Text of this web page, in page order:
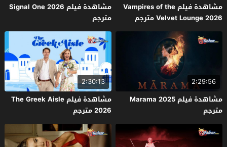
مشاهدة فيلم Vampires of the
Velvet Lounge 2026 مترجم
مشاهدة فيلم Signal One 2026
مترجم
2:29:56
مشاهدة فيلم Marama 2025
مترجم
2:30:13
مشاهدة فيلم The Greek Aisle
2026 مترجم